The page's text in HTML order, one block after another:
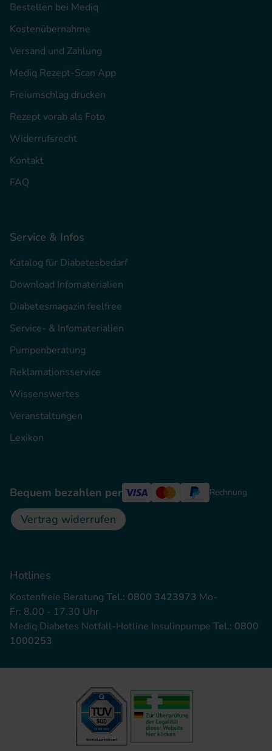
Bestellen bei Mediq
Kostenübernahme
Versand und Zahlung
Mediq Rezept-Scan App
Freiumschlag drucken
Rezept vorab als Foto
Widerrufsrecht
Kontakt
FAQ
Service & Infos
Katalog für Diabetesbedarf
Download Infomaterialien
Diabetesmagazin feelfree
Service- & Infomaterialien
Pumpenberatung
Reklamationsservice
Wissenswertes
Veranstaltungen
Lexikon
Bequem bezahlen per Rechnung
Vertrag widerrufen
Hotlines
Kostenfreie Beratung Tel.: 0800 3423973 Mo-
Fr: 8.00 - 17.30 Uhr
Mediq Diabetes Notfall-Hotline Insulinpumpe Tel.: 0800
1000253